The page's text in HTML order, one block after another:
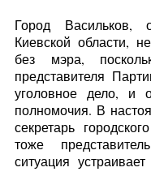
Город Васильков,
Киевской области,
без мэра,
представителя
уголовное дело, и
полномочия. В
секретарь
тоже
ситуация